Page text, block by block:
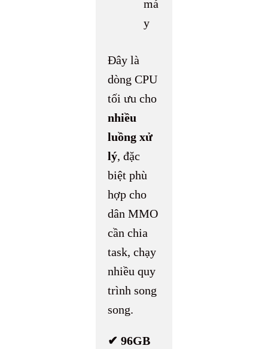
má
y
Đây là
dòng CPU
tối ưu cho
nhiều
luồng xử
lý, đặc
biệt phù
hợp cho
dân MMO
cần chia
task, chạy
nhiều quy
trình song
song.
✔ 96GB